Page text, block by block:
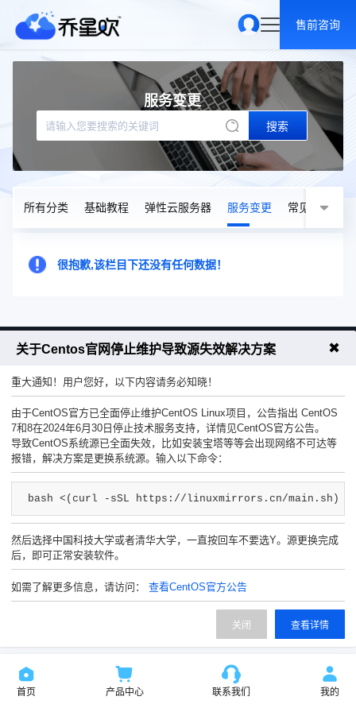
售前咨询
服务变更
搜索
所有分类 基础教程 弹性云服务器 服务变更 常见问题
很抱歉,该栏目下还没有任何数据！
工单联系客服
交流群组 企业微信
首页 产品中心 联系我们 我的
关于Centos官网停止维护导致源失效解决方案 ✖
重大通知！用户您好，以下内容请务必知晓！
由于CentOS官方已全面停止维护CentOS Linux项目，公告指出 CentOS
7和8在2024年6月30日停止技术服务支持，详情见CentOS官方公告。
导致CentOS系统源已全面失效，比如安装宝塔等等会出现网络不可达等
报错，解决方案是更换系统源。输入以下命令：
bash <(curl -sSL https://linuxmirrors.cn/main.sh)
然后选择中国科技大学或者清华大学，一直按回车不要选Y。源更换完成
后，即可正常安装软件。
如需了解更多信息，请访问： 查看CentOS官方公告
查看详情
关闭